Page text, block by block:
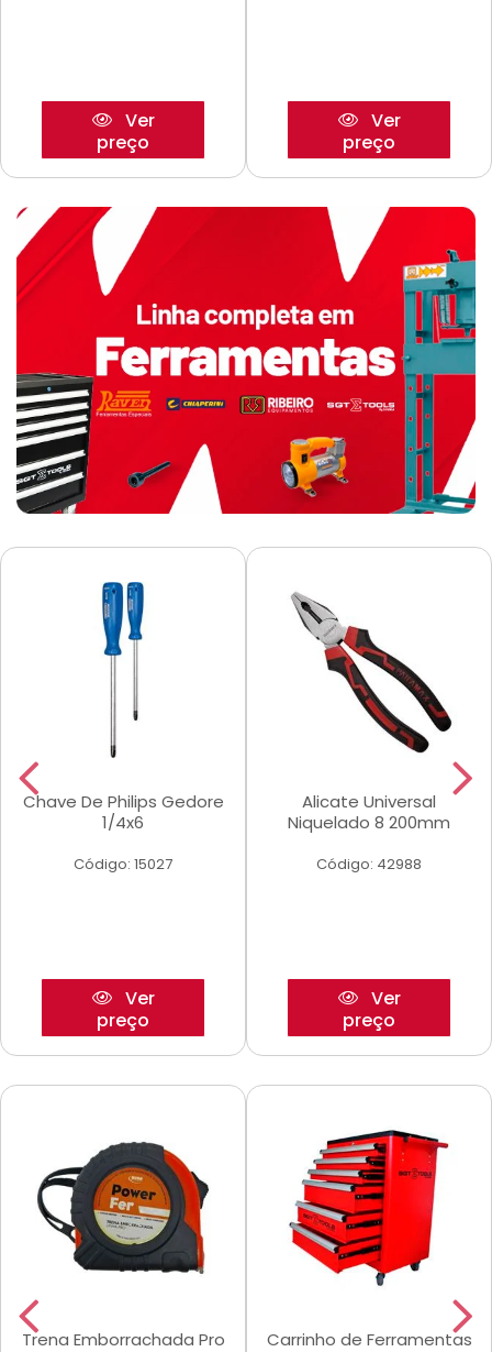
Ver
preço
Ver
preço
Chave De Philips Gedore
1/4x6
Código: 15027
Ver
preço
Alicate Universal
Niquelado 8 200mm
Código: 42988
Ver
preço
Trena Emborrachada Pro
Carrinho de Ferramentas